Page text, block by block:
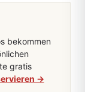
bekommen
gratis
→